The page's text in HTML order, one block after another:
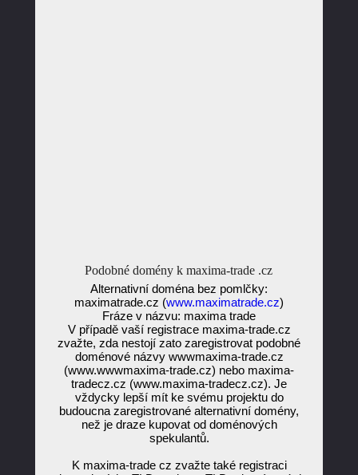
Podobné domény k maxima-trade .cz
Alternativní doména bez pomlčky:
maximatrade.cz (www.maximatrade.cz)
Fráze v názvu: maxima trade
V případě vaší registrace maxima-trade.cz
zvažte, zda nestojí zato zaregistrovat podobné
doménové názvy wwwmaxima-trade.cz
(www.wwwmaxima-trade.cz) nebo maxima-
tradecz.cz (www.maxima-tradecz.cz). Je
vždycky lepší mít ke svému projektu do
budoucna zaregistrované alternativní domény,
než je draze kupovat od doménových
spekulantů.
K maxima-trade cz zvažte také registraci